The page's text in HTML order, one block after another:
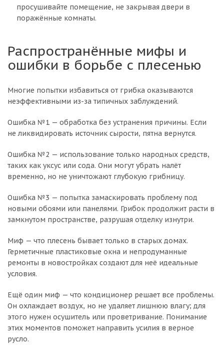
просушивайте помещение, не закрывая двери в
поражённые комнаты.
Распространённые мифы и
ошибки в борьбе с плесенью
Многие попытки избавиться от грибка оказываются
неэффективными из-за типичных заблуждений.
Ошибка №1 — обработка без устранения причины. Если
не ликвидировать источник сырости, пятна вернутся.
Ошибка №2 — использование только народных средств,
таких как уксус или сода. Они могут убрать налёт
временно, но не уничтожают глубокую грибницу.
Ошибка №3 — попытка замаскировать проблему под
новыми обоями или панелями. Грибок продолжит расти в
замкнутом пространстве, разрушая отделку изнутри.
Миф — что плесень бывает только в старых домах.
Герметичные пластиковые окна и непродуманные
ремонты в новостройках создают для неё идеальные
условия.
Ещё один миф — что кондиционер решает все проблемы.
Он охлаждает воздух, но не удаляет лишнюю влагу; для
этого нужен осушитель или проветривание. Понимание
этих моментов поможет направить усилия в верное
русло.